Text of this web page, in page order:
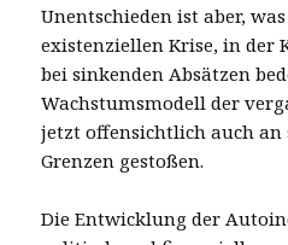
Unentschieden ist aber,
existenziellen Krise, in der
bei sinkenden Absätzen
Wachstumsmodell der
jetzt offensichtlich auch
Grenzen gestoßen.
Die Entwicklung der